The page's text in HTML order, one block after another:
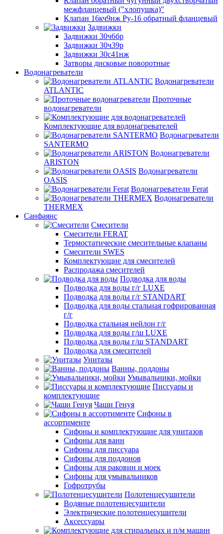
межфланцевый ("хлопушка)"
Клапан 16кч9нж Ру-16 обратный фланцевый
Задвижки
Задвижки 30ч6бр
Задвижки 30ч39р
Задвижки 30с41нж
Затворы дисковые поворотные
Водонагреватели
Водонагреватели
ATLANTIC
Проточные
водонагреватели
Комплектующие для водонагревателей
Водонагреватели
SANTERMO
Водонагреватели
ARISTON
Водонагреватели
OASIS
Водонагреватели Ferat
Водонагреватели
THERMEX
Санфаянс
Смесители
Смесители FERAT
Термостатические смесительные клапаны
Смесители SWES
Комплектующие для смесителей
Распродажа смесителей
Подводка для воды
Подводка для воды г/г LUXE
Подводка для воды г/г STANDART
Подводка для воды стальная гофрированная
г/г
Подводка стальная нейлон г/г
Подводка для воды г/ш LUXE
Подводка для воды г/ш STANDART
Подводка для смесителей
Унитазы
Ванны, поддоны
Умывальники, мойки
Писсуары и
комплектующие
Чаши Генуя
Сифоны в
ассортименте
Сифоны и комплектующие для унитазов
Сифоны для ванн
Сифоны для писсуара
Сифоны для поддонов
Сифоны для раковин и моек
Сифоны для умывальников
Гофротрубы
Полотенцесушители
Водяные полотенцесушители
Электрические полотенцесушители
Аксессуары